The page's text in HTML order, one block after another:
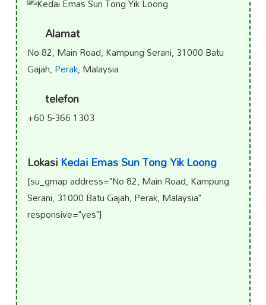
Alamat
No 82, Main Road, Kampung Serani, 31000 Batu
Gajah,Perak, Malaysia
telefon
+60 5-366 1303
LokasiKedai Emas Sun Tong Yik Loong
[su_gmap address="No 82, Main Road, Kampung
Serani, 31000 Batu Gajah, Perak, Malaysia"
responsive="yes"]